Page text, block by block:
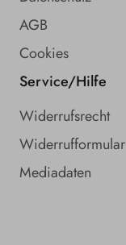
AGB
Cookies
Service/Hilfe
Widerrufsrecht
Widerrufformular
Mediadaten